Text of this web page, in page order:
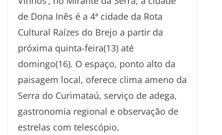
de Dona Inês é a 4ª cidade da Rota
Cultural Raízes do Brejo a partir da
próxima quinta-feira(13) até
domingo(16). O espaço, ponto alto da
paisagem local, oferece clima ameno da
Serra do Curimataú, serviço de adega,
gastronomia regional e observação de
estrelas com telescópio.